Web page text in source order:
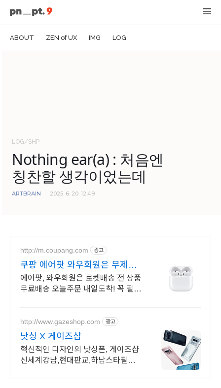
ABOUT ZEN of UX IMG LOG
LOG/SHP
Nothing ear(a) : 처음엔
칭찬할 생각이었는데
ARTBRAIN 2025. 6. 20. 12:49
http://m.coupang.com 광고
쿠팡 에어팟 와우회원은 무제한
무료 배송
에어팟, 와우회원은 로켓배송 전 상품
무료배송 오늘주문 내일도착! 꼭 필요
http://www.gazeshop.com 광고
낫싱 X 게이즈샵
혁신적인 디자인의 낫싱폰, 게이즈샵
신세계강남,현대판교,하남스타필드